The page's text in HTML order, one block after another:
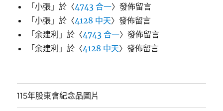
「小張 」於〈4743 合一〉發佈留言
「小張 」於〈4128 中天〉發佈留言
「余建利 」於〈4743 合一〉發佈留言
「余建利 」於〈4128 中天〉發佈留言
115年股東會紀念品圖片